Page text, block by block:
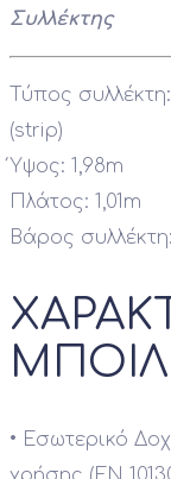
Συλλέκτης
Τύπος
(strip)
Ύψος: 1,98m
Πλάτος: 1,01m
Βάρος
• Εσωτερικό